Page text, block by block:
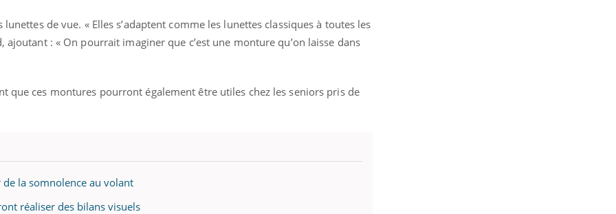
de vue. « Elles s’adaptent comme les lunettes classiques à toutes les
: « On pourrait imaginer que c’est une monture qu’on laisse dans
que ces montures pourront également être utiles chez les seniors pris de
de la somnolence au volant
réaliser des bilans visuels